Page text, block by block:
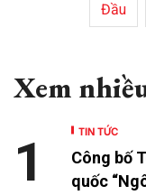
Đầu
Xem
TIN TỨC
Công bố
quốc
1